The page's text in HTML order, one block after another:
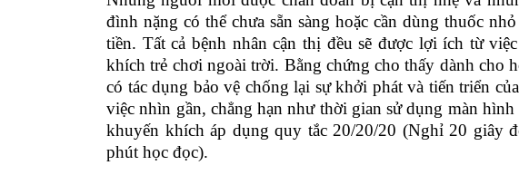
đình nặng có thể chưa sẵn sàng hoặc cần dùng thuốc
tiền. Tất cả bệnh nhân cận thị đều sẽ được lợi ích từ
khích trẻ chơi ngoài trời. Bằng chứng cho thấy dành
có tác dụng bảo vệ chống lại sự khởi phát và tiến triển
việc nhìn gần, chẳng hạn như thời gian sử dụng màn
khuyến khích áp dụng quy tắc 20/20/20 (Nghỉ 20 giây
phút học đọc).